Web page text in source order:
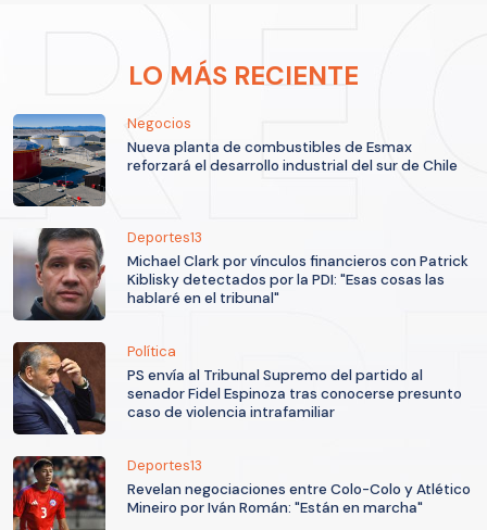
LO MÁS RECIENTE
Negocios
Nueva planta de combustibles de Esmax
reforzará el desarrollo industrial del sur de Chile
Deportes13
Michael Clark por vínculos financieros con Patrick
Kiblisky detectados por la PDI: "Esas cosas las
hablaré en el tribunal"
Política
PS envía al Tribunal Supremo del partido al
senador Fidel Espinoza tras conocerse presunto
caso de violencia intrafamiliar
Deportes13
Revelan negociaciones entre Colo-Colo y Atlético
Mineiro por Iván Román: "Están en marcha"